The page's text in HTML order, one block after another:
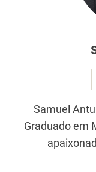
Samuel
Graduado em